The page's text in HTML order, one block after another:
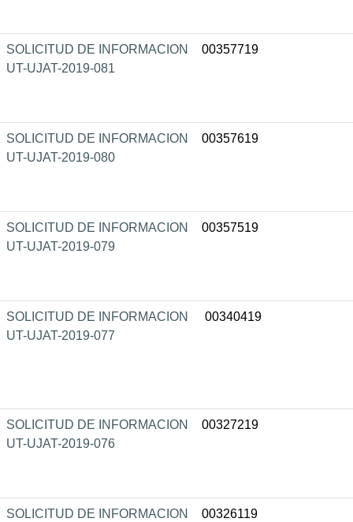
SOLICITUD DE INFORMACION
UT-UJAT-2019-081
00357719
SOLICITUD DE INFORMACION
UT-UJAT-2019-080
00357619
SOLICITUD DE INFORMACION
UT-UJAT-2019-079
00357519
SOLICITUD DE INFORMACION
UT-UJAT-2019-077
00340419
SOLICITUD DE INFORMACION
UT-UJAT-2019-076
00327219
SOLICITUD DE INFORMACION
00326119